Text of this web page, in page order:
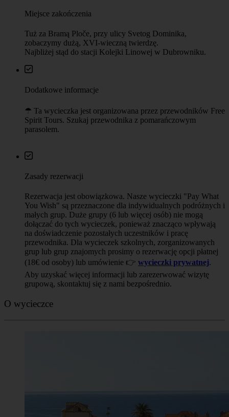
Miejsce zakończenia
Tuż za Bramą Ploče, przy ulicy Svetog Dominika,
zobaczymy dużą, XVI-wieczną twierdzę.
Najbliżej stąd do stacji Kolejki Linowej w Dubrowniku.
Dodatkowe informacje
☂︎ Ta wycieczka jest organizowana przez przewodników Free
Spirit Tours. Szukaj przewodnika z pomarańczowym
parasolem.
Zasady rezerwacji
Rezerwacja jest obowiązkowa. Nasze wycieczki "Pay What
You Wish" są przeznaczone dla indywidualnych podróżnych i
małych grup. Duże grupy (6 lub więcej osób) nie mogą
dołączać do tych wycieczek, ponieważ znacząco wpływają
na doświadczenie pozostałych uczestników i pracę
przewodnika. Dla wycieczek szkolnych, zorganizowanych
grup lub grup znajomych prosimy o rezerwację opcji płatnej
(18€ od osoby) lub umówienie 👉 wycieczki prywatnej.
Aby uzyskać więcej informacji lub zarezerwować wizytę
grupową, skontaktuj się z nami bezpośrednio.
O wycieczce